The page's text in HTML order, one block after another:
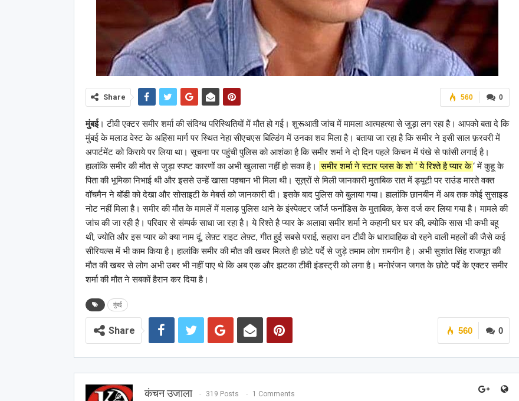
0
560
Share
मुंबई। टीवी एक्टर समीर शर्मा की संदिग्ध परिस्थितियों में मौत हो गई। शुरूआती जांच में मामला आत्महत्या से जुड़ा लग रहा है। आपको बता दे कि
मुंबई के मलाड वेस्ट के अहिंसा मार्ग पर स्थित नेहा सीएचएस बिल्डिंग में उनका शव मिला है। बताया जा रहा है कि समीर ने इसी साल फ़रवरी में
अपार्टमेंट को किराये पर लिया था। सूचना पर पहुंची पुलिस को आशंका है कि समीर शर्मा ने दो दिन पहले किचन में पंखे से फांसी लगाई है।
हालांकि समीर की मौत से जुड़ा स्पष्ट कारणों का अभी खुलासा नहीं हो सका है। समीर शर्मा ने स्टार प्लस के शो ‘ ये रिश्ते है प्यार के‘ में कुहू के
पिता की भूमिका निभाई थी और इससे उन्हें खासा पहचान भी मिला थी। सूत्रों से मिली जानकारी मुताबिक रात में ड्यूटी पर राउंड मारते वक्त
वॉचमैन ने बॉडी को देखा और सोसाइटी के मेबर्स को जानकारी दी। इसके बाद पुलिस को बुलाया गया। हालांकि छानबीन में अब तक कोई सुसाइड
नोट नहीं मिला है। समीर की मौत के मामलें में मलाड़ पुलिस थाने के इंस्पेक्टर जॉर्ज फर्नांडिस के मुताबिक, केस दर्ज कर लिया गया है। मामले की
जांच की जा रही है। परिवार से संम्पर्क साधा जा रहा है। ये रिश्ते है प्यार के अलावा समीर शर्मा ने कहानी घर घर की, क्योकि सास भी कभी बहू
थी, ज्योति और इस प्यार को क्या नाम दूं, लेफ़्ट राइट लेफ़्ट, गीत हुई सबसे पराई, सहारा वन टीवी के धारावाहिक वो रहने वाली महलों की जैसे कई
सीरियल्स में भी काम किया है। हालांकि समीर की मौत की खबर मिलते ही छोटे पर्दे से जुड़े तमाम लोग ग़मगीन है। अभी सुशांत सिंह राजपूत की
मौत की खबर से लोग अभी उबर भी नहीं पाए थे कि अब एक और झटका टीवी इंडस्ट्री को लगा है। मनोरंजन जगत के छोटे पर्दे के एक्टर समीर
शर्मा की मौत ने सबकों हैरान कर दिया है।
मुंबई
0
560
Share
कंचन उजाला 319 Posts 1 Comments